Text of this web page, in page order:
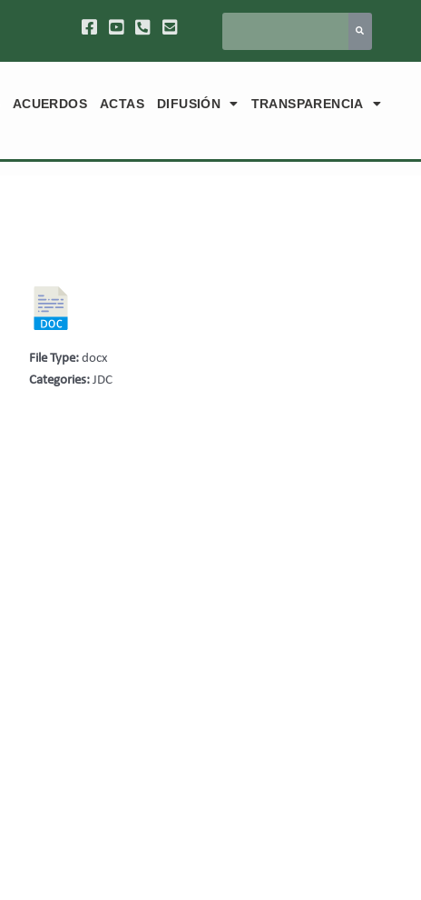
ACUERDOS ACTAS DIFUSIÓN TRANSPARENCIA
File Type:docx
Categories:JDC